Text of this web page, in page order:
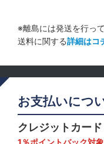
※離島には発送を行っ
送料に関する詳細はコ
お支払いにつ
クレジットカー
1％ポイントバック対象